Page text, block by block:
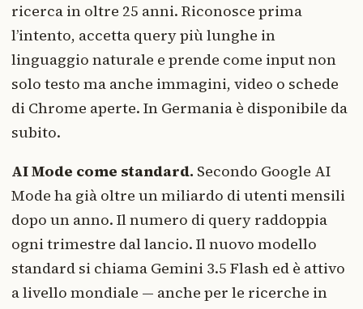
ricerca in oltre 25 anni. Riconosce prima
l’intento, accetta query più lunghe in
linguaggio naturale e prende come input non
solo testo ma anche immagini, video o schede
di Chrome aperte. In Germania è disponibile da
subito.
AI Mode come standard. Secondo Google AI
Mode ha già oltre un miliardo di utenti mensili
dopo un anno. Il numero di query raddoppia
ogni trimestre dal lancio. Il nuovo modello
standard si chiama Gemini 3.5 Flash ed è attivo
a livello mondiale — anche per le ricerche in